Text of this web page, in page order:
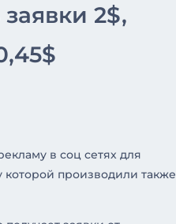
2$,
в соц сетях для
производили также